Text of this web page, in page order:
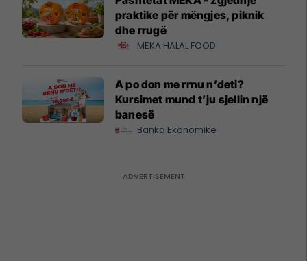
praktike për mëngjes, piknik
dhe rrugë
MEKA HALAL FOOD
A po don me rrnu n’deti?
Kursimet mund t’ju sjellin një
banesë
Banka Ekonomike